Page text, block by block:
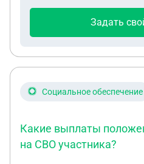
Задать
Социальное обеспечение
Какие выплаты
на СВО участника?